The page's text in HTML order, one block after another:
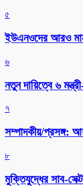
৫
ইউএনওদের আরও
৬
নতুন দায়িত্বে ৬
৭
সম্পাদকীয়/প্রসঙ্গ:
৮
মুক্তিযুদ্ধের সাব-